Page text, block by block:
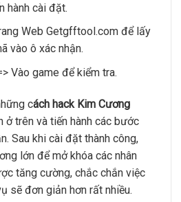
hành cài đặt.
Web Getgfftool.com để lấy
vào ô xác nhận.
Vào game để kiểm tra.
cách hack Kim Cương
ở trên và tiến hành các bước
Sau khi cài đặt thành công,
lớn để mở khóa các nhân
tăng cường, chắc chắn việc
sẽ đơn giản hơn rất nhiều.